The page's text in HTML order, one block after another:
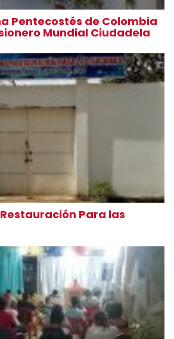
Pentecostés de Colombia
Mundial Ciudadela
Para las